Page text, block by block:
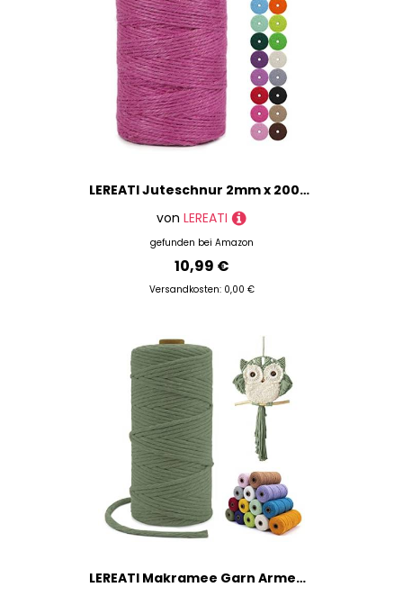
LEREATI Juteschnur 2mm x 200m Gartenschnur Paketschnur Naturfaser Hanfseil Jute Schnur Jutegarn Juteseil, Kordel Weihnachten für DIY Kunstgewerbe Gartenarbeit Geschenkverpackung Deko (Rosenrot)
von LEREATI
gefunden bei Amazon
10,99 €
Versandkosten: 0,00 €
LEREATI Makramee Garn Armeegrün, Makramee Garn 3mm x 100m Einfach Gedrehte Baumwollkordel Baumwollschnur, Makrameegarn für Makramee Wandbehang, Hängepflanze, Vorhang, Hochzeitsbogen Deko